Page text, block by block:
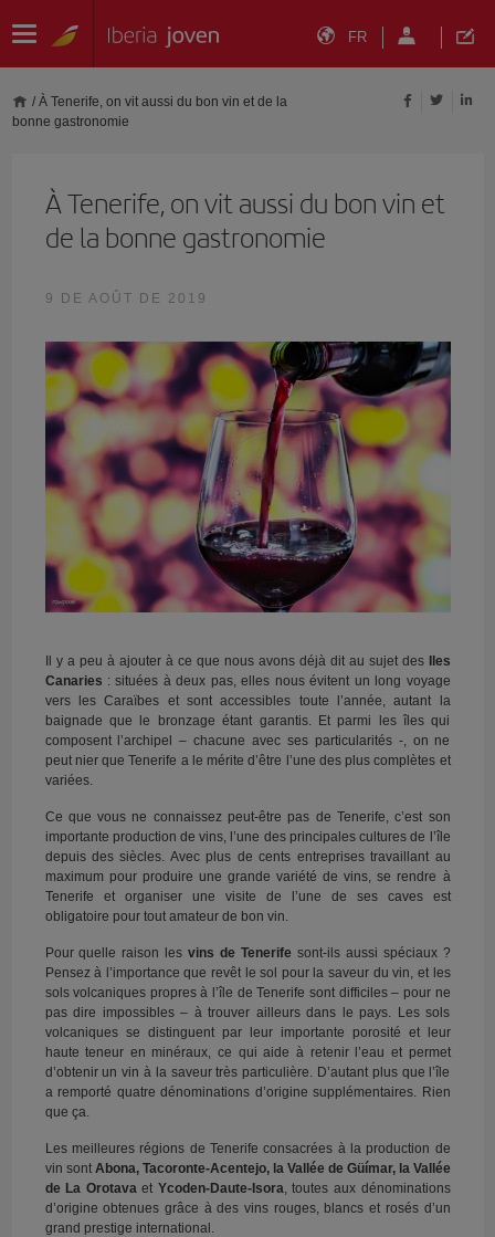
FR
/ À Tenerife, on vit aussi du bon vin et de la
bonne gastronomie
À Tenerife, on vit aussi du bon vin et
de la bonne gastronomie
9 DE AOÛT DE 2019
Il y a peu à ajouter à ce que nous avons déjà dit au sujet des Iles
Canaries : situées à deux pas, elles nous évitent un long voyage
vers les Caraïbes et sont accessibles toute l’année, autant la
baignade que le bronzage étant garantis. Et parmi les îles qui
composent l’archipel – chacune avec ses particularités -, on ne
peut nier que Tenerife a le mérite d’être l’une des plus complètes et
variées.
Ce que vous ne connaissez peut-être pas de Tenerife, c’est son
importante production de vins, l’une des principales cultures de l’île
depuis des siècles. Avec plus de cents entreprises travaillant au
maximum pour produire une grande variété de vins, se rendre à
Tenerife et organiser une visite de l’une de ses caves est
obligatoire pour tout amateur de bon vin.
Pour quelle raison lesvins de Tenerife sont-ils aussi spéciaux ?
Pensez à l’importance que revêt le sol pour la saveur du vin, et les
sols volcaniques propres à l’île de Tenerife sont difficiles – pour ne
pas dire impossibles – à trouver ailleurs dans le pays. Les sols
volcaniques se distinguent par leur importante porosité et leur
haute teneur en minéraux, ce qui aide à retenir l’eau et permet
d’obtenir un vin à la saveur très particulière. D’autant plus que l’île
a remporté quatre dénominations d’origine supplémentaires. Rien
que ça.
Les meilleures régions de Tenerife consacrées à la production de
vin sont Abona, Tacoronte-Acentejo, la Vallée de Güímar, la Vallée
de La Orotavaet Ycoden-Daute-Isora , toutes aux dénominations
d’origine obtenues grâce à des vins rouges, blancs et rosés d’un
grand prestige international.